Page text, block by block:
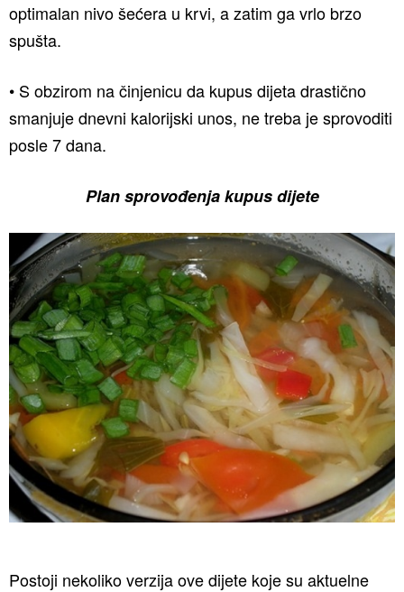
optimalan nivo šećera u krvi, a zatim ga vrlo brzo
spušta.
• S obzirom na činjenicu da kupus dijeta drastično
smanjuje dnevni kalorijski unos, ne treba je sprovoditi
posle 7 dana.
Plan sprovođenja kupus dijete
Postoji nekoliko verzija ove dijete koje su aktuelne